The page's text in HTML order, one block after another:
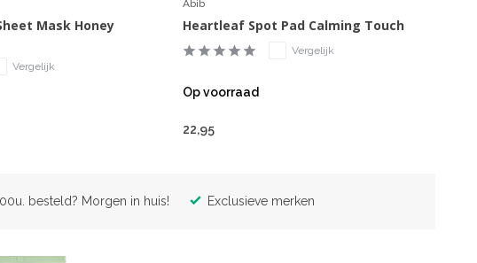
Mask Honey
Vergelijk
Abib
Heartleaf Spot Pad Calming Touch
Vergelijk
Op voorraad
22,95
besteld? Morgen in huis! Exclusieve merken